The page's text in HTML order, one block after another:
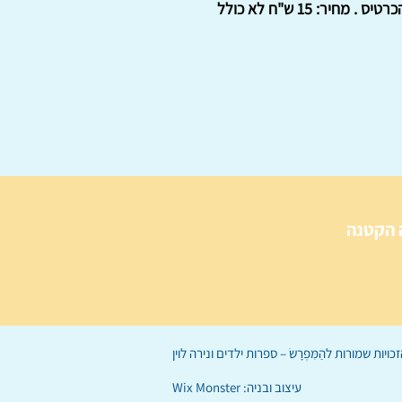
"לידידינו שנה טובה ומבורכת, בית דבר." ב'חנות הספרים של איתמר באינטרנט' קיים עותק אחד של הכרטיס . מחיר: 15 ש"ח לא כולל
הקטנה
הַמִּפְרָשׂ – ספרות ילדים ונירה לוין
עיצוב ובניה: Wix Monster